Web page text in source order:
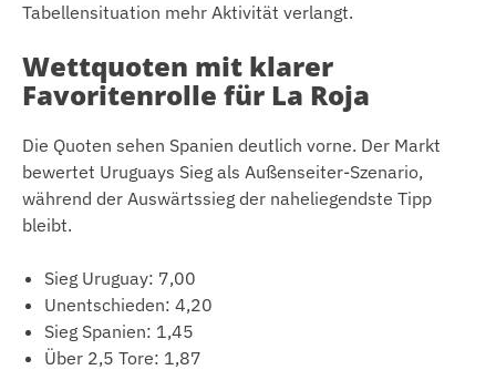
Tabellensituation mehr Aktivität verlangt.
Wettquoten mit klarer
Favoritenrolle für La Roja
Die Quoten sehen Spanien deutlich vorne. Der Markt
bewertet Uruguays Sieg als Außenseiter-Szenario,
während der Auswärtssieg der naheliegendste Tipp
bleibt.
Sieg Uruguay: 7,00
Unentschieden: 4,20
Sieg Spanien: 1,45
Über 2,5 Tore: 1,87